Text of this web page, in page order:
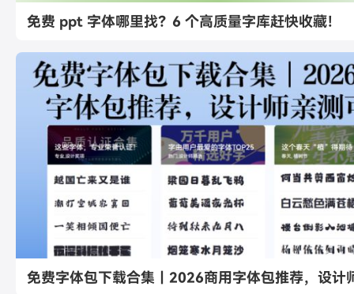
免费 ppt 字体哪里找？6 个高质量字库赶快收藏！
免费字体包下载合集｜2026商用字体包推荐，设计